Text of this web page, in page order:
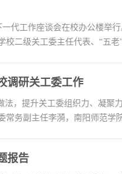
代工作座谈会在校办公楼举
二级关工委主任代表、“五老
调研关工委工作
，提升关工委组织力、凝聚
常务副主任李漪，南阳师范学
报告